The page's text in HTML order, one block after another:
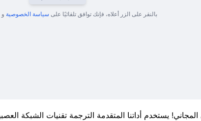
بالنقر على الزر أعلاه، فإنك توافق تلقائيًا على سياسة الخصوصية و